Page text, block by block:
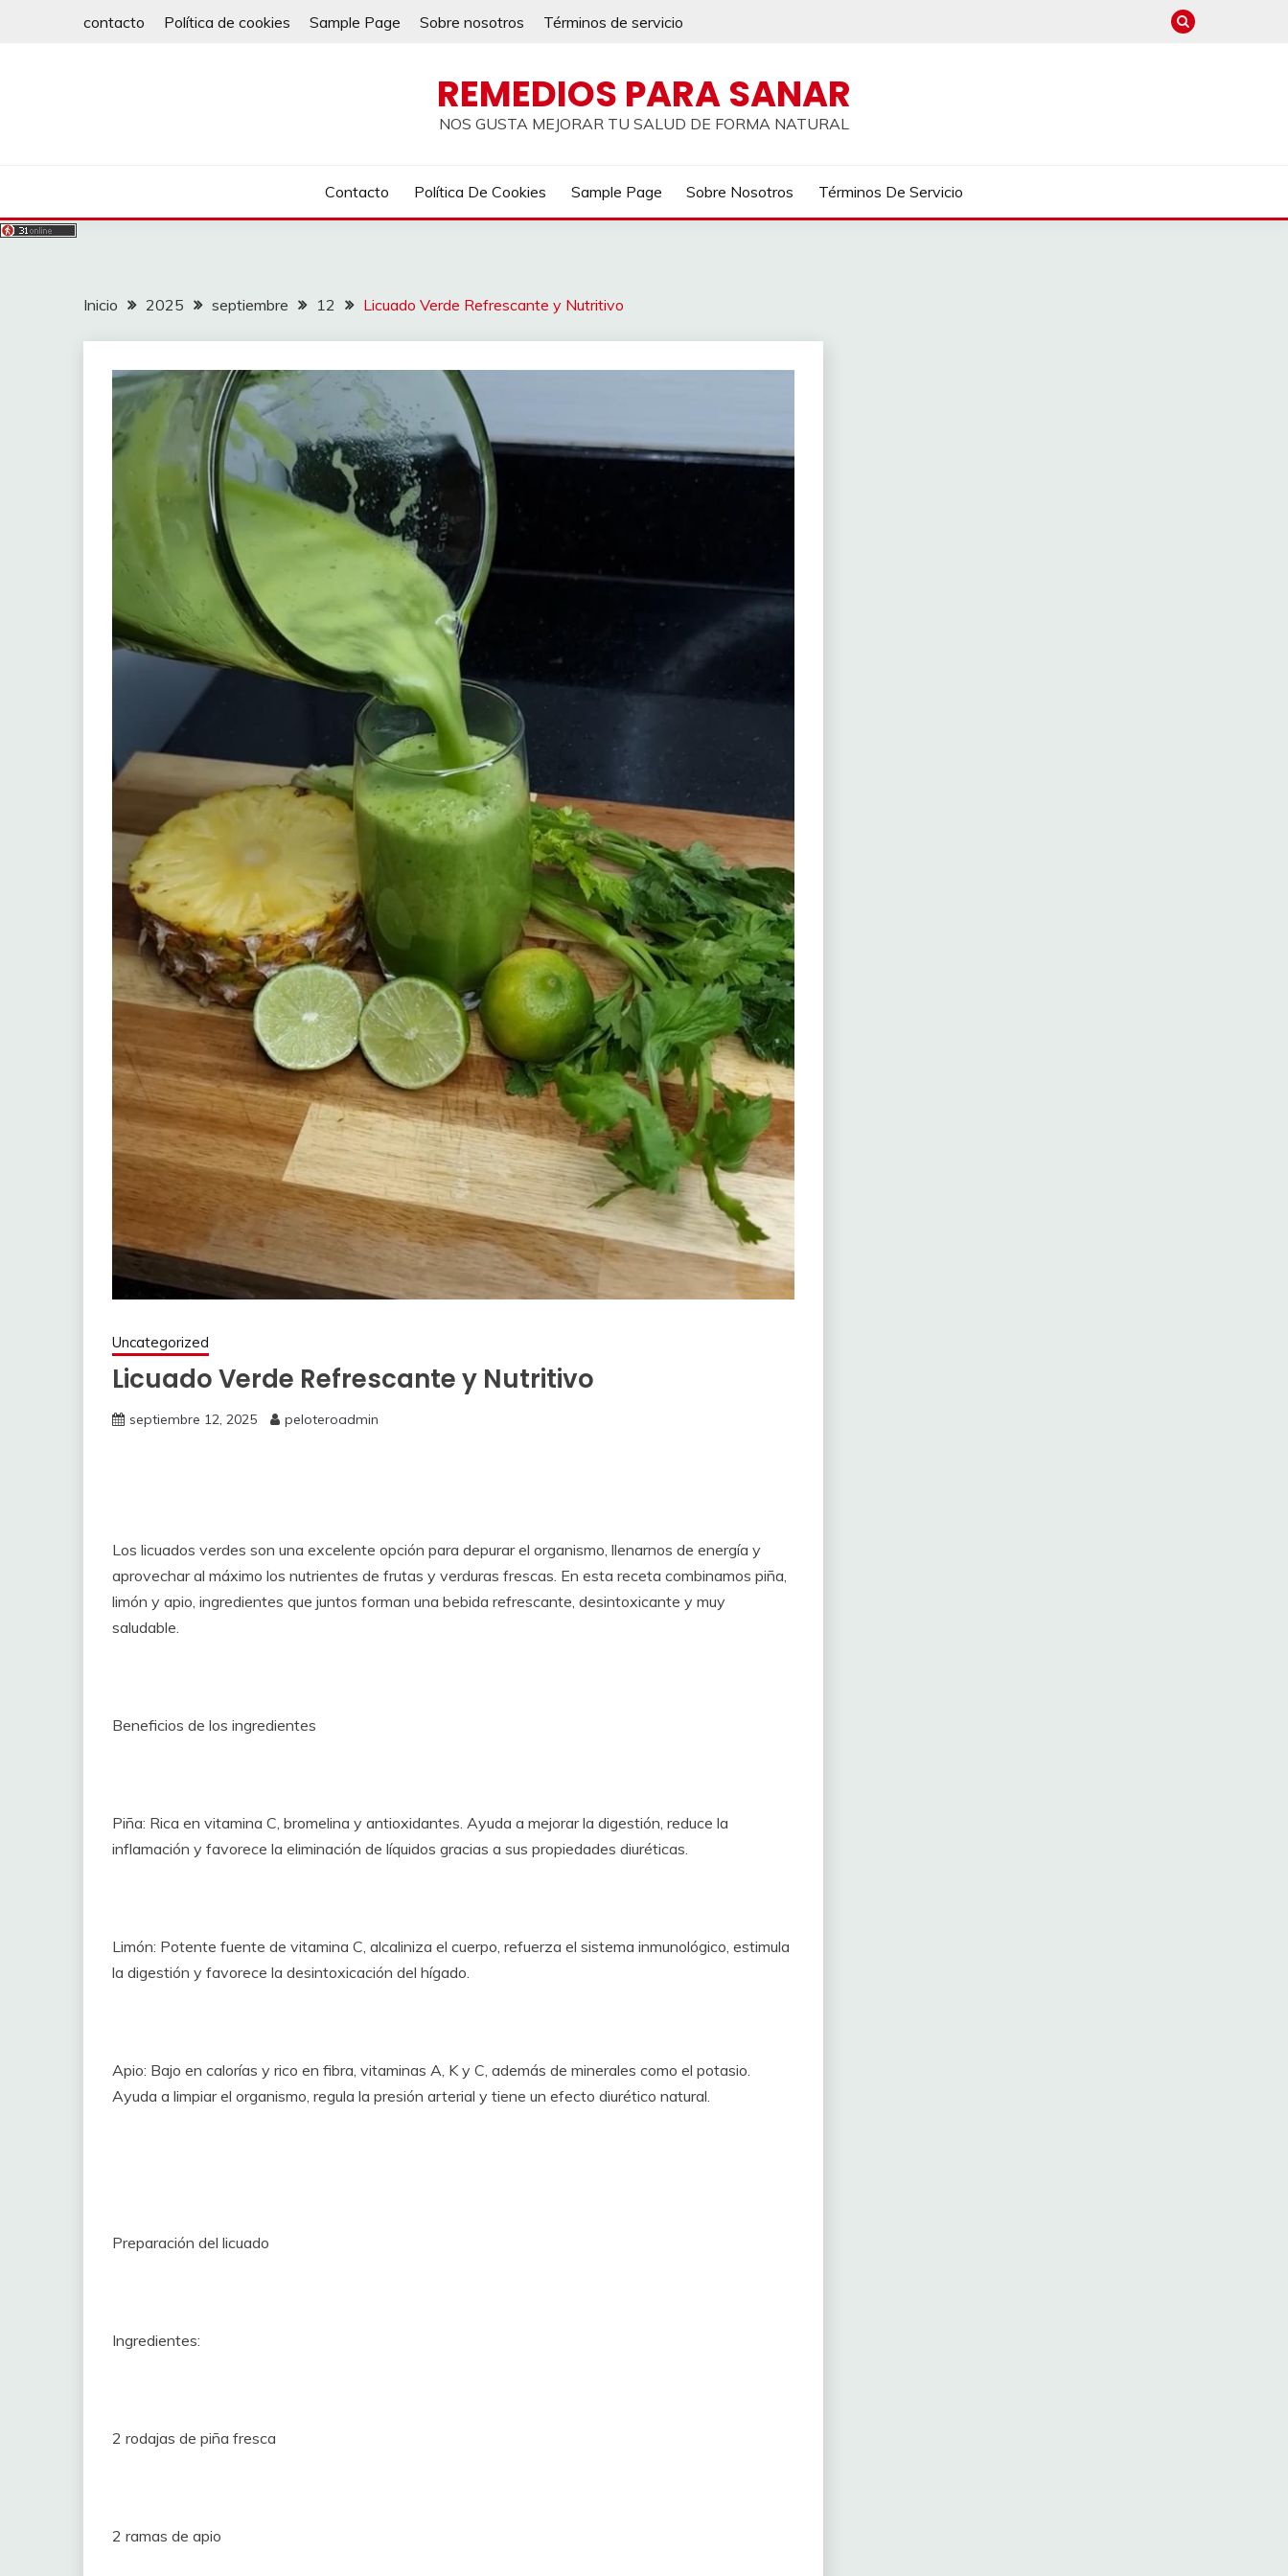
contacto Política de cookies Sample Page Sobre nosotros Términos de servicio
REMEDIOS PARA SANAR
NOS GUSTA MEJORAR TU SALUD DE FORMA NATURAL
Contacto Política De Cookies Sample Page Sobre Nosotros Términos De Servicio
Inicio 2025 septiembre 12 Licuado Verde Refrescante y Nutritivo
Uncategorized
Licuado Verde Refrescante y Nutritivo
septiembre 12, 2025 peloteroadmin
Los licuados verdes son una excelente opción para depurar el organismo, llenarnos de energía y
aprovechar al máximo los nutrientes de frutas y verduras frescas. En esta receta combinamos piña,
limón y apio, ingredientes que juntos forman una bebida refrescante, desintoxicante y muy
saludable.
Beneficios de los ingredientes
Piña: Rica en vitamina C, bromelina y antioxidantes. Ayuda a mejorar la digestión, reduce la
inflamación y favorece la eliminación de líquidos gracias a sus propiedades diuréticas.
Limón: Potente fuente de vitamina C, alcaliniza el cuerpo, refuerza el sistema inmunológico, estimula
la digestión y favorece la desintoxicación del hígado.
Apio: Bajo en calorías y rico en fibra, vitaminas A, K y C, además de minerales como el potasio.
Ayuda a limpiar el organismo, regula la presión arterial y tiene un efecto diurético natural.
Preparación del licuado
Ingredientes:
2 rodajas de piña fresca
2 ramas de apio